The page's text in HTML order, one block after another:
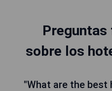
sobre los
"What are the